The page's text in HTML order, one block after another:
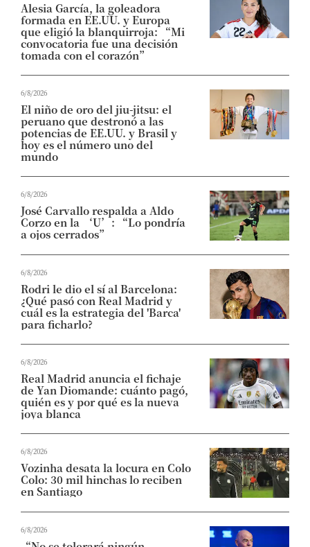
Alesia García, la goleadora
formada en EE.UU. y Europa
que eligió la blanquirroja: “Mi
convocatoria fue una decisión
tomada con el corazón”
6/8/2026
El niño de oro del jiu-jitsu: el
peruano que destronó a las
potencias de EE.UU. y Brasil y
hoy es el número uno del
mundo
6/8/2026
José Carvallo respalda a Aldo
Corzo en la ‘U’: “Lo pondría
a ojos cerrados”
6/8/2026
Rodri le dio el sí al Barcelona:
¿Qué pasó con Real Madrid y
cuál es la estrategia del 'Barca'
para ficharlo?
6/8/2026
Real Madrid anuncia el fichaje
de Yan Diomande: cuánto pagó,
quién es y por qué es la nueva
joya blanca
6/8/2026
Vozinha desata la locura en Colo
Colo: 30 mil hinchas lo reciben
en Santiago
6/8/2026